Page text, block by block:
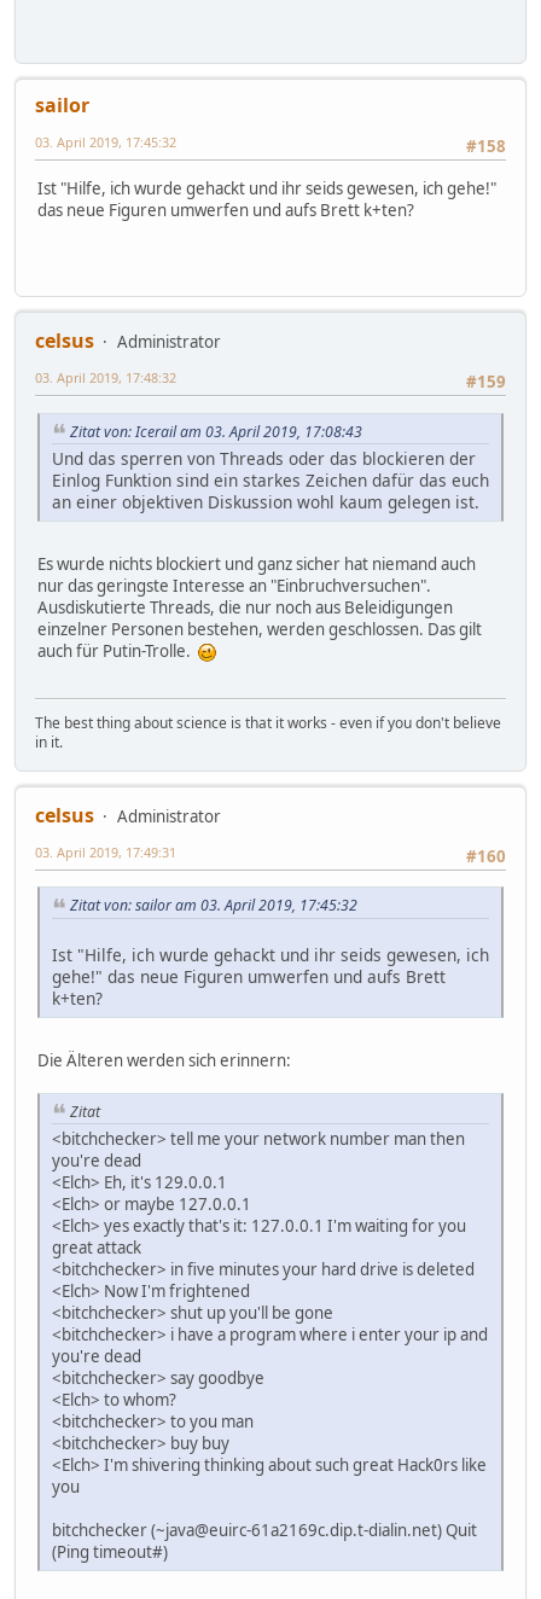
sailor
#158
03. April 2019, 17:45:32
Ist "Hilfe, ich wurde gehackt und ihr seids gewesen, ich gehe!"
das neue Figuren umwerfen und aufs Brett k+ten?
celsus
Administrator
#159
03. April 2019, 17:48:32
Zitat von: Icerail am 03. April 2019, 17:08:43
Und das sperren von Threads oder das blockieren der
Einlog Funktion sind ein starkes Zeichen dafür das euch
an einer objektiven Diskussion wohl kaum gelegen ist.
Es wurde nichts blockiert und ganz sicher hat niemand auch
nur das geringste Interesse an "Einbruchversuchen".
Ausdiskutierte Threads, die nur noch aus Beleidigungen
einzelner Personen bestehen, werden geschlossen. Das gilt
auch für Putin-Trolle.
The best thing about science is that it works - even if you don't believe
in it.
celsus
Administrator
#160
03. April 2019, 17:49:31
Zitat von: sailor am 03. April 2019, 17:45:32
Ist "Hilfe, ich wurde gehackt und ihr seids gewesen, ich
gehe!" das neue Figuren umwerfen und aufs Brett
k+ten?
Die Älteren werden sich erinnern:
Zitat
<bitchchecker> tell me your network number man then
you're dead
<Elch> Eh, it's 129.0.0.1
<Elch> or maybe 127.0.0.1
<Elch> yes exactly that's it: 127.0.0.1 I'm waiting for you
great attack
<bitchchecker> in five minutes your hard drive is deleted
<Elch> Now I'm frightened
<bitchchecker> shut up you'll be gone
<bitchchecker> i have a program where i enter your ip and
you're dead
<bitchchecker> say goodbye
<Elch> to whom?
<bitchchecker> to you man
<bitchchecker> buy buy
<Elch> I'm shivering thinking about such great Hack0rs like
you
bitchchecker (~java@euirc-61a2169c.dip.t-dialin.net) Quit
(Ping timeout#)